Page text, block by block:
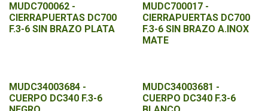
MUDC700062 -
CIERRAPUERTAS DC700
F.3-6 SIN BRAZO PLATA
MUDC700017 -
CIERRAPUERTAS DC700
F.3-6 SIN BRAZO A.INOX
MATE
MUDC34003684 -
CUERPO DC340 F.3-6
MUDC34003681 -
CUERPO DC340 F.3-6